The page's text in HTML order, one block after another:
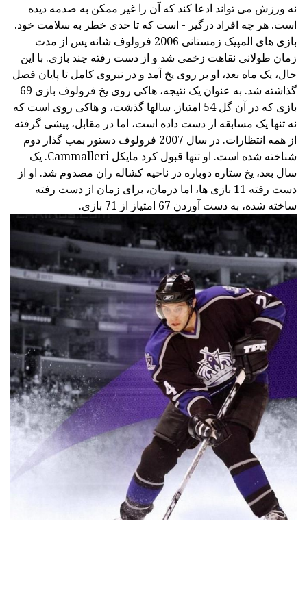
نه ورزش می تواند ادعا کند که آن را غیر ممکن به صدمه دیده
است. هر چه افراد درگیر - است که تا حدی خطر به سلامت خود.
بازی های المپیک زمستانی 2006 فرولوف شانه پس از مدت
زمان طولانی نقاهت زخمی شد و از دست رفته چند بازی. با این
حال، یک ماه بعد، او بر روی یخ آمد و در نیروی کامل تا پایان فصل
گذاشته شد. به عنوان یک نتیجه، هاکی روی یخ فرولوف بازی 69
بازی که در آن گل 54 امتیاز. سالها گذشت، و هاکی روی است که
نه تنها یک مسابقه از دست داده است، اما در مقابل، پیشی گرفته
از همه انتظارات. در سال 2007 فرولوف دستور بمب گذار دوم
شناخته شده است. او تنها قبول کرد مایکل Cammalleri. یک
سال بعد، یخ ستاره دوباره در ناحیه کشاله ران مصدوم شد. او از
دست رفته 11 بازی ها، اما درمان، برای زمان از دست رفته
ساخته شده، به دست آوردن 67 امتیاز از 71 بازی.